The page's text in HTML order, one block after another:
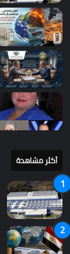
أكثر مشاهدة